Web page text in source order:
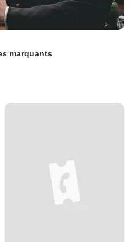
marquants